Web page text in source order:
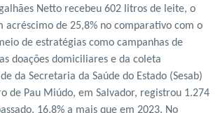
Netto recebeu 602 litros de leite, o
acréscimo de 25,8% no comparativo com o
de estratégias como campanhas de
doações domiciliares e da coleta
da Secretaria da Saúde do Estado (Sesab)
de Pau Miúdo, em Salvador, registrou 1.274
16,8% a mais que em 2023. No